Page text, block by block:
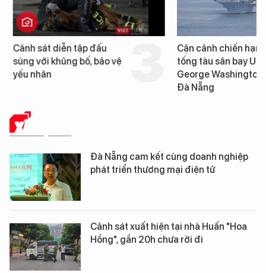
Cảnh sát diễn tập đấu
súng với khủng bố, bảo vệ
yếu nhân
Cận cảnh chiến hạm
tống tàu sân bay USS
George Washington
Đà Nẵng
XÃ HỘI SỐ
Đà Nẵng cam kết cùng doanh nghiệp
phát triển thương mại điện tử
Cảnh sát xuất hiện tại nhà Huấn "Hoa
Hồng", gần 20h chưa rời đi